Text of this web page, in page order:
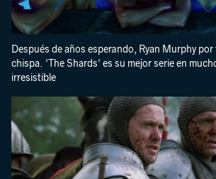
Después de años esperando, Ryan Murphy
chispa. 'The Shards' es su mejor serie en
irresistible